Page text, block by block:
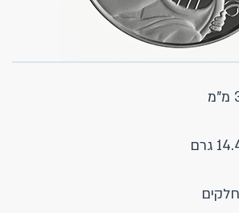
גרם
חלקים